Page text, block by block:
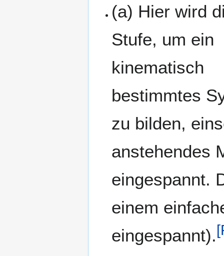
(a) Hier wird
Stufe, um ein
kinematisch
bestimmtes
zu bilden,
anstehendes
eingespannt.
einem
eingespannt).[